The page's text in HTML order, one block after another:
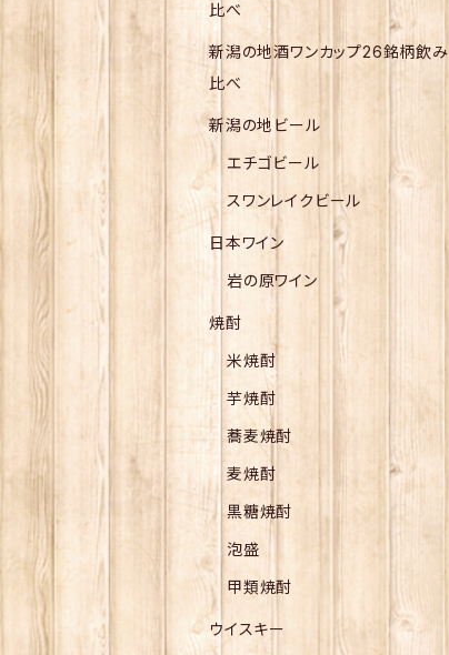
比べ
新潟の地酒ワンカップ26銘柄飲み
比べ
新潟の地ビール
エチゴビール
スワンレイクビール
日本ワイン
岩の原ワイン
焼酎
米焼酎
芋焼酎
蕎麦焼酎
麦焼酎
黒糖焼酎
泡盛
甲類焼酎
ウイスキー